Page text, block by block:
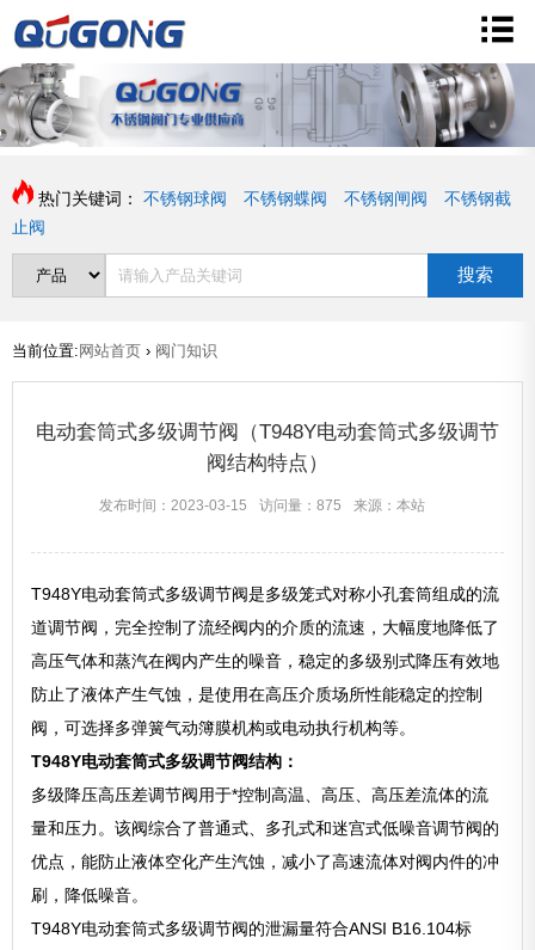
热门关键词： 不锈钢球阀 不锈钢蝶阀 不锈钢闸阀
不锈钢截
止阀
搜索
当前位置: 网站首页 › 阀门知识
电动套筒式多级调节阀（T948Y电动套筒式多级调节
阀结构特点）
发布时间：2023-03-15 访问量：875 来源：本站
T948Y电动套筒式多级调节阀是多级笼式对称小孔套筒组成的流
道调节阀，完全控制了流经阀内的介质的流速，大幅度地降低了
高压气体和蒸汽在阀内产生的噪音，稳定的多级别式降压有效地
防止了液体产生气蚀，是使用在高压介质场所性能稳定的控制
阀，可选择多弹簧气动簿膜机构或电动执行机构等。
T948Y电动套筒式多级调节阀结构：
多级降压高压差调节阀用于*控制高温、高压、高压差流体的流
量和压力。该阀综合了普通式、多孔式和迷宫式低噪音调节阀的
优点，能防止液体空化产生汽蚀，减小了高速流体对阀内件的冲
刷，降低噪音。
T948Y电动套筒式多级调节阀的泄漏量符合ANSI B16.104标